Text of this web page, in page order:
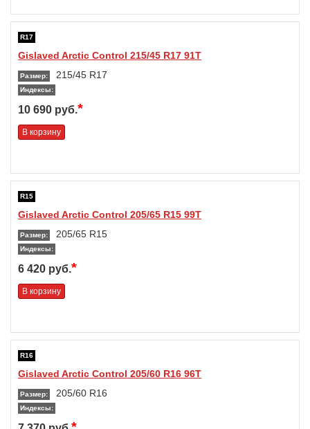
R17
Gislaved Arctic Control 215/45 R17 91T
Размер: 215/45 R17
Индексы:
10 690 руб.*
В корзину
R15
Gislaved Arctic Control 205/65 R15 99T
Размер: 205/65 R15
Индексы:
6 420 руб.*
В корзину
R16
Gislaved Arctic Control 205/60 R16 96T
Размер: 205/60 R16
Индексы: